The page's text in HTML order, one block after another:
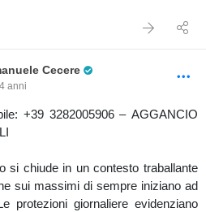
Cecere
anni
+39 3282005906 – AGGANCIO
si chiude in un contesto traballante
sui massimi di sempre iniziano ad
protezioni giornaliere evidenziano